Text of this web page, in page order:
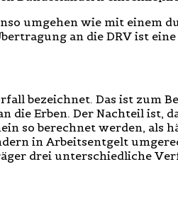
umgehen wie mit einem
an die DRV ist
bezeichnet. Das ist zum
Erben. Der Nachteil ist,
so berechnet werden, als
in Arbeitsentgelt
drei unterschiedliche